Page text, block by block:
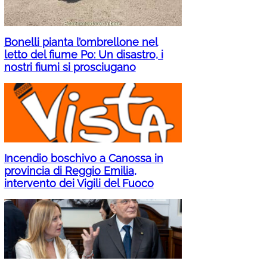
Bonelli pianta l’ombrellone nel
letto del fiume Po: Un disastro, i
nostri fiumi si prosciugano
Incendio boschivo a Canossa in
provincia di Reggio Emilia,
intervento dei Vigili del Fuoco